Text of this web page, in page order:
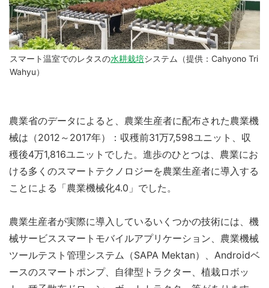
スマート温室でのレタスの水耕栽培システム（提供：Cahyono Tri
Wahyu）
農業省のデータによると、農業生産者に配布された農業機
械は（2012～2017年）：収穫前31万7,598ユニット、収
穫後4万1,816ユニットでした。進歩のひとつは、農業にお
ける多くのスマートテクノロジーを農業生産者に導入する
ことによる「農業機械化4.0」でした。
農業生産者が実際に導入しているいくつかの技術には、機
械サービススマートモバイルアプリケーション、農業機械
ツールテスト管理システム（SAPA Mektan）、Androidベ
ースのスマートポンプ、自律型トラクター、植栽ロボッ